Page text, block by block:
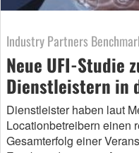
Industry Partners
Neue UFI-Studie
Dienstleistern in
Dienstleister haben laut
Locationbetreibern einen
Gesamterfolg einer